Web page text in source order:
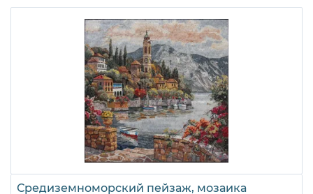
Средиземноморский пейзаж, мозаика